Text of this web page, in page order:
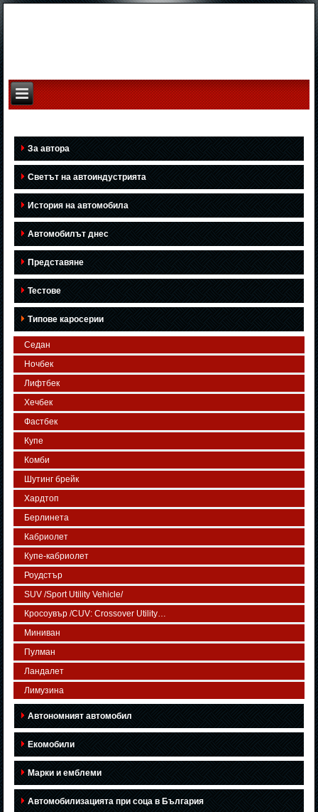
За автора
Светът на автоиндустрията
История на автомобила
Автомобилът днес
Представяне
Тестове
Типове каросерии
Седан
Ночбек
Лифтбек
Хечбек
Фастбек
Купе
Комби
Шутинг брейк
Хардтоп
Берлинета
Кабриолет
Купе-кабриолет
Роудстър
SUV /Sport Utility Vehicle/
Кросоувър /CUV: Crossover Utility…
Миниван
Пулман
Ландалет
Лимузина
Автономният автомобил
Екомобили
Марки и емблеми
Автомобилизацията при соца в България